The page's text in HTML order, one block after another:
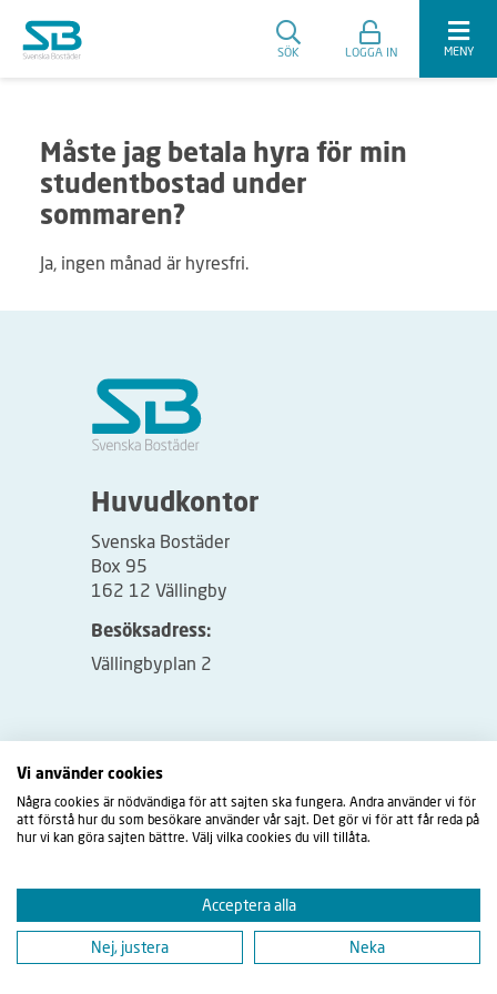
SÖK LOGGA IN MENY
Måste jag betala hyra för min
studentbostad under
sommaren?
Ja, ingen månad är hyresfri.
Huvudkontor
Svenska Bostäder
Box 95
162 12 Vällingby
Besöksadress:
Vällingbyplan 2
Vi använder cookies
Några cookies är nödvändiga för att sajten ska fungera. Andra använder vi för
att förstå hur du som besökare använder vår sajt. Det gör vi för att får reda på
hur vi kan göra sajten bättre. Välj vilka cookies du vill tillåta.
Acceptera alla
Nej, justera Neka